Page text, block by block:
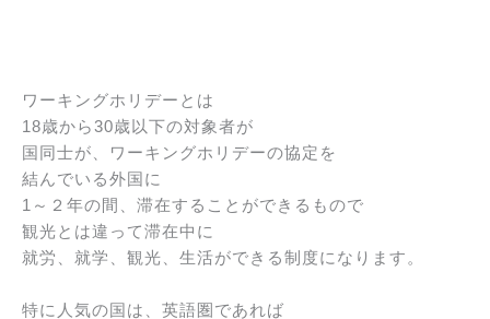
ワーキングホリデーとは
18歳から30歳以下の対象者が
国同士が、ワーキングホリデーの協定を
結んでいる外国に
1～２年の間、滞在することができるもので
観光とは違って滞在中に
就労、就学、観光、生活ができる制度になります。
特に人気の国は、英語圏であれば